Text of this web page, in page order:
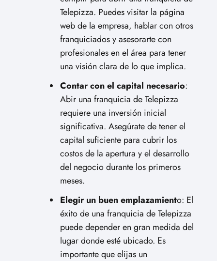
Telepizza. Puedes visitar la página
web de la empresa, hablar con otros
franquiciados y asesorarte con
profesionales en el área para tener
una visión clara de lo que implica.
Contar con el capital necesario:
Abir una franquicia de Telepizza
requiere una inversión inicial
significativa. Asegúrate de tener el
capital suficiente para cubrir los
costos de la apertura y el desarrollo
del negocio durante los primeros
meses.
Elegir un buen emplazamiento: El
éxito de una franquicia de Telepizza
puede depender en gran medida del
lugar donde esté ubicado. Es
importante que elijas un